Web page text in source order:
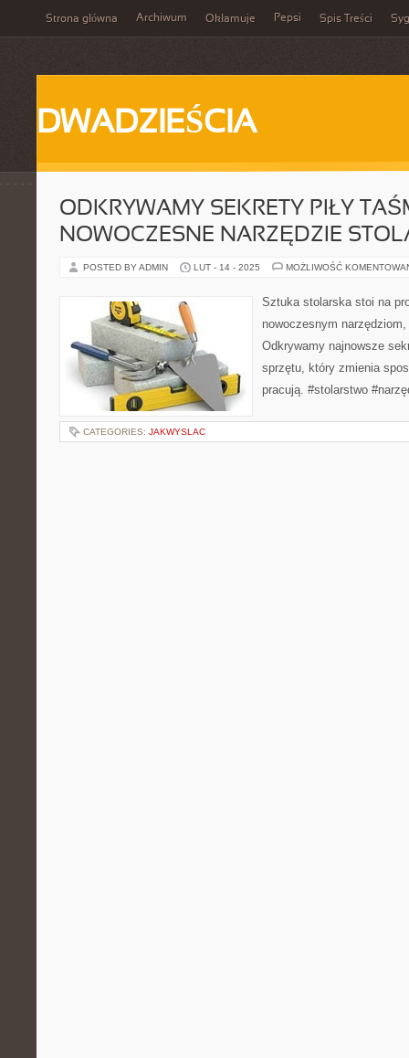
Strona główna Archiwum Okłamuje Pepsi Spis Treści
DWADZIEŚCIA
ODKRYWAMY SEKRETY PIŁY
NOWOCZESNE NARZĘDZIE
POSTED BY ADMIN LUT - 14 - 2025 MOŻLIWOŚĆ
Sztuka stolarska stoi na
nowoczesnym
Odkrywamy najnowsze
sprzętu, który zmienia
pracują. #stolarstwo
CATEGORIES: JAKWYSLAC